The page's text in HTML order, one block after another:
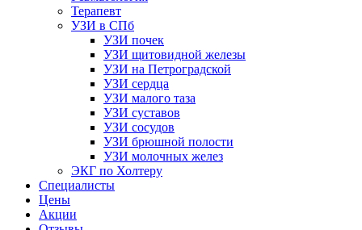
Терапевт
УЗИ в СПб
УЗИ почек
УЗИ щитовидной железы
УЗИ на Петроградской
УЗИ сердца
УЗИ малого таза
УЗИ суставов
УЗИ сосудов
УЗИ брюшной полости
УЗИ молочных желез
ЭКГ по Холтеру
Специалисты
Цены
Акции